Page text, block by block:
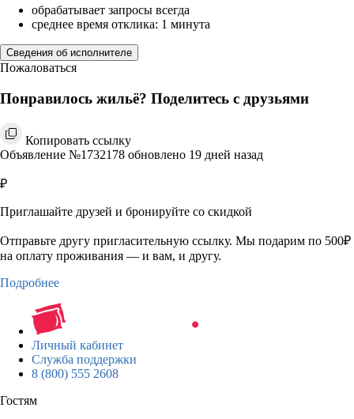
обрабатывает запросы всегда
среднее время отклика: 1 минута
Сведения об исполнителе
Пожаловаться
Понравилось жильё? Поделитесь с друзьями
Копировать ссылку
Объявление №1732178 обновлено 19 дней назад
₽
Приглашайте друзей и бронируйте со скидкой
Отправьте другу пригласительную ссылку. Мы подарим по 500₽
на оплату проживания — и вам, и другу.
Подробнее
Личный кабинет
Служба поддержки
8 (800) 555 2608
Гостям